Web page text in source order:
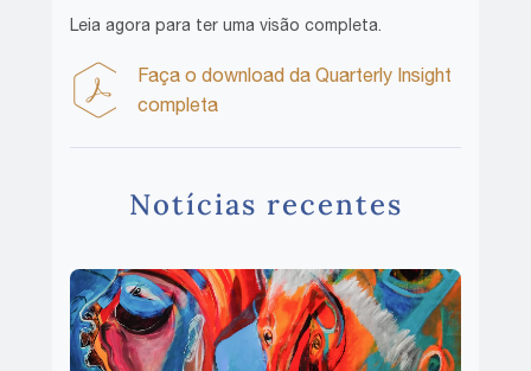
Leia agora para ter uma visão completa.
Faça o download da Quarterly Insight
completa
Notícias recentes